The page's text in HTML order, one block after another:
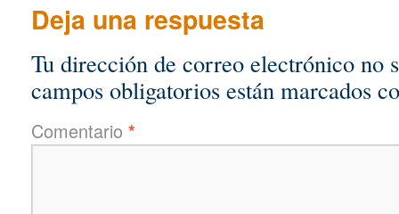
Deja una respuesta
Tu dirección de correo electrónico no
campos obligatorios están marcados
Comentario *